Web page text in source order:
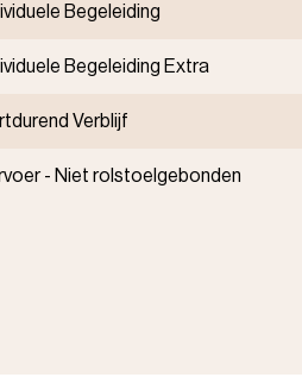
Begeleiding
Begeleiding Extra
Verblijf
- Niet rolstoelgebonden